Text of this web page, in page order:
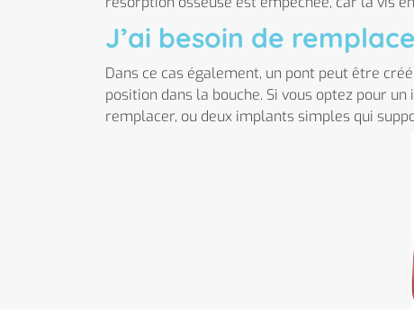
J’ai besoin de
Dans ce cas également, un pont peut être
position dans la bouche. Si vous optez pour
remplacer, ou deux implants simples qui